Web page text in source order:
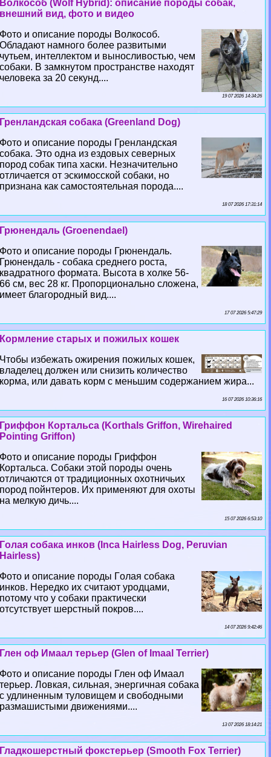
Волкособ (Wolf Hybrid): описание породы собак,
внешний вид, фото и видео
Фото и описание породы Волкособ.
Обладают намного более развитыми
чутьем, интеллектом и выносливостью, чем
собаки. В замкнутом прострaнcтве находят
человека за 20 секунд....
19 07 2026 14:34:26
Гренландская собака (Greenland Dog)
Фото и описание породы Гренландская
собака. Это одна из ездовых северных
пород собак типа хаски. Незначительно
отличается от эскимосской собаки, но
признана как самостоятельная порода....
18 07 2026 17:31:14
Грюнендаль (Groenendael)
Фото и описание породы Грюнендаль.
Грюнендаль - собака среднего роста,
квадратного формата. Высота в холке 56-
66 см, вес 28 кг. Пропорционально сложена,
имеет благородный вид....
17 07 2026 5:47:29
Кормление старых и пожилых кошек
Чтобы избежать ожирения пожилых кошек,
владелец должен или снизить количество
корма, или давать корм с меньшим содержанием жира...
16 07 2026 10:36:16
Гриффон Кортальса (Korthals Griffon, Wirehaired
Pointing Griffon)
Фото и описание породы Гриффон
Кортальса. Собаки этой породы очень
отличаются от традиционных охотничьих
пород пойнтеров. Их применяют для охоты
на мелкую дичь....
15 07 2026 6:53:10
Гoлая собака инков (Inca Hairless Dog, Peruvian
Hairless)
Фото и описание породы Гoлая собака
инков. Нередко их считают уpoдцами,
потому что у собаки пpaктически
отсутствует шерстный покров....
14 07 2026 9:42:46
Глен оф Имаал терьер (Glen of Imaal Terrier)
Фото и описание породы Глен оф Имаал
терьер. Ловкая, сильная, энергичная собака
с удлиненным туловищем и свободными
размашистыми движениями....
13 07 2026 18:14:21
Гладкошерстный фокстерьер (Smooth Fox Terrier)